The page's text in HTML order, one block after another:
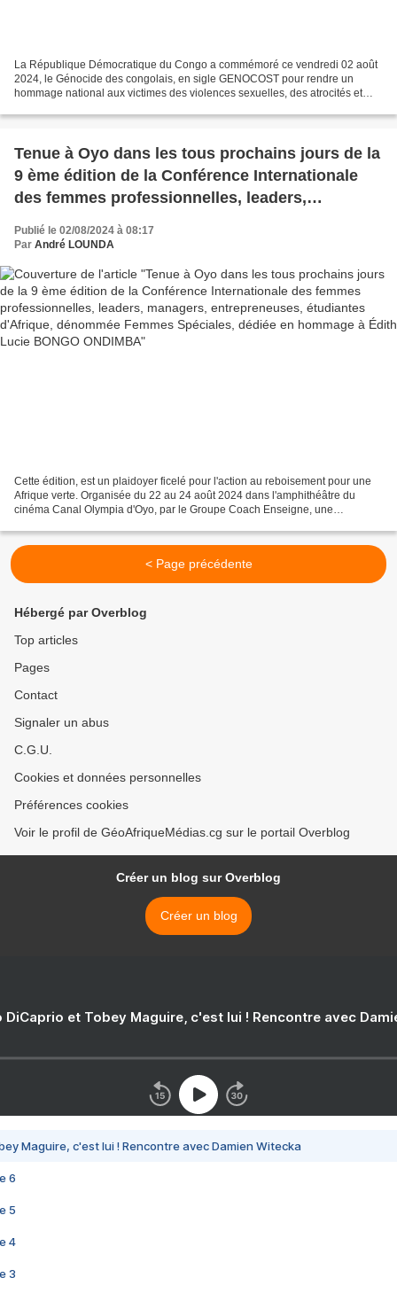
La République Démocratique du Congo a commémoré ce vendredi 02 août
2024, le Génocide des congolais, en sigle GENOCOST pour rendre un
hommage national aux victimes des violences sexuelles, des atrocités et
Tenue à Oyo dans les tous prochains jours de la
9 ème édition de la Conférence Internationale
des femmes professionnelles, leaders,
d'Afrique, dénommée Femmes Spéciales, dédiée
Publié le 02/08/2024 à 08:17
Par André LOUNDA
Cette édition, est un plaidoyer ficelé pour l'action au reboisement pour une
Afrique verte. Organisée du 22 au 24 août 2024 dans l'amphithéâtre du
cinéma Canal Olympia d'Oyo, par le Groupe Coach Enseigne, une
< Page précédente
Hébergé par Overblog
Top articles
Pages
Contact
Signaler un abus
C.G.U.
Cookies et données personnelles
Préférences cookies
Voir le profil de GéoAfriqueMédias.cg sur le portail Overblog
Créer un blog sur Overblog
Créer un blog
DiCaprio et Tobey Maguire, c'est lui ! Rencontre avec
Maguire, c'est lui ! Rencontre avec Damien Witecka
6
5
4
3